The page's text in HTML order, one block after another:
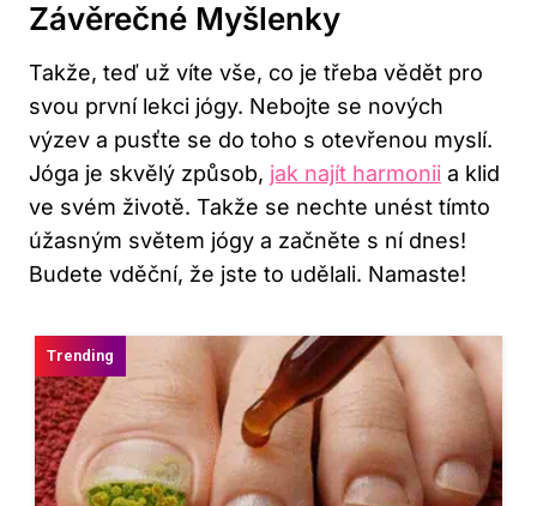
Závěrečné Myšlenky
Takže, teď už víte vše, co je třeba vědět pro
svou první lekci jógy. Nebojte se nových
výzev a pusťte se do toho s otevřenou myslí.
Jóga je skvělý způsob, jak najít harmonii a klid
ve svém životě. Takže se nechte unést tímto
úžasným světem jógy a začněte s ní dnes!
Budete vděční, že jste to udělali. Namaste!